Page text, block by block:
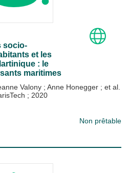
socio-
et les
: le
maritimes
Valony ; Anne Honegger ; et al.
; 2020
Non prêtable